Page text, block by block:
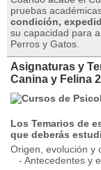
pruebas
condición,
su capacidad para
Perros y Gatos.
Asignaturas y
Canina y Felina
Los Temarios de
que deberás
Origen, evolución y
- Antecedentes y